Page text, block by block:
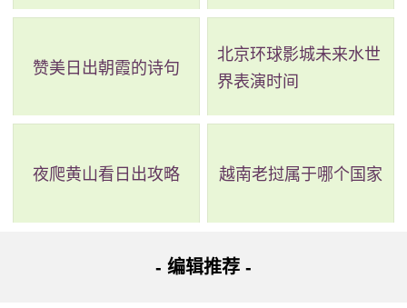
251路（黄沙总站 至 人民北路
(站南路口)站）->步行 -> 到达。
详细路线：从起点到步行35米；黄沙总站乘251路(七星
赞美日出朝霞的诗句
北京环球影城未来水世
界表演时间
夜爬黄山看日出攻略 越南老挝属于哪个国家
- 编辑推荐 -